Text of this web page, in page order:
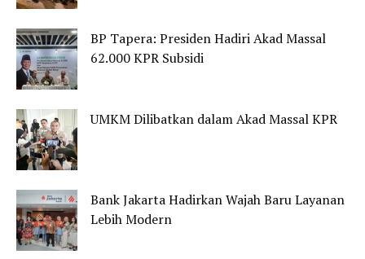
BP Tapera: Presiden Hadiri Akad Massal
62.000 KPR Subsidi
UMKM Dilibatkan dalam Akad Massal KPR
Bank Jakarta Hadirkan Wajah Baru Layanan
Lebih Modern